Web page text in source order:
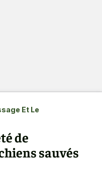
Et Le
de
sauvés